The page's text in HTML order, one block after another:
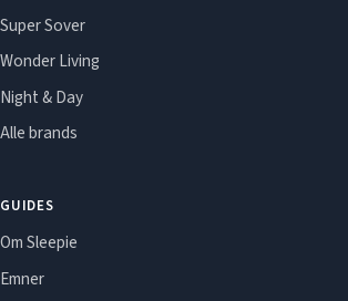
Super Sover
Wonder Living
Night & Day
Alle brands
GUIDES
Om Sleepie
Emner